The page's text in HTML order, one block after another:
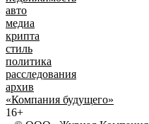
авто
медиа
крипта
стиль
политика
расследования
архив
«Компания будущего»
16+